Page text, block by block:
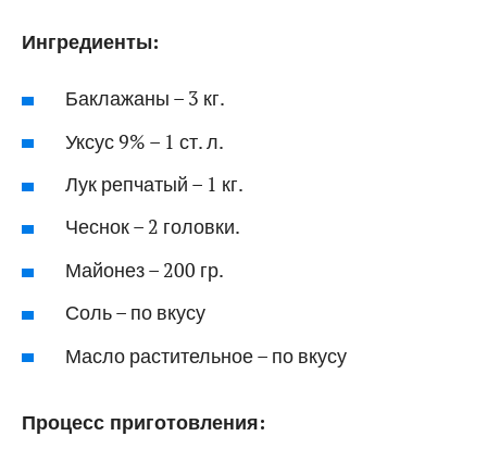
Ингредиенты:
Баклажаны – 3 кг.
Уксус 9% – 1 ст. л.
Лук репчатый – 1 кг.
Чеснок – 2 головки.
Майонез – 200 гр.
Соль – по вкусу
Масло растительное – по вкусу
Процесс приготовления: